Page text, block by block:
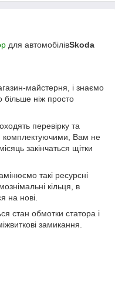
для автомобілівSkoda
майстерня, і знаємо
більше ніж просто
перевірку та
комплектуючими, Вам не
закінчаться щітки
такі ресурсні
кільця, в
на нові.
стан обмотки статора і
замикання.